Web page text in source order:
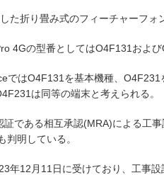
た折り畳み式のフィーチャーフォ
4Gの型番としてはO4F131および
ではO4F131を基本機種、
は同等の端末と考えられる。
である相互承認(MRA)による工
判明している。
年12月11日に受けており、工事